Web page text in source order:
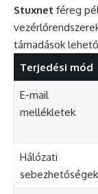
Stuxnet féreg
támadások
Terjedési mód
E-mail
mellékletek
Hálózati
sebezhetőségek